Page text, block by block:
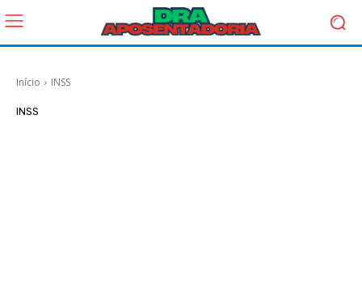
Início INSS
INSS